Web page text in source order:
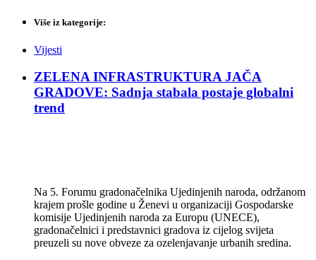
Više iz kategorije:
Vijesti
ZELENA INFRASTRUKTURA JAČA
GRADOVE: Sadnja stabala postaje globalni
trend
Na 5. Forumu gradonačelnika Ujedinjenih naroda, održanom
krajem prošle godine u Ženevi u organizaciji Gospodarske
komisije Ujedinjenih naroda za Europu (UNECE),
gradonačelnici i predstavnici gradova iz cijelog svijeta
preuzeli su nove obveze za ozelenjavanje urbanih sredina.